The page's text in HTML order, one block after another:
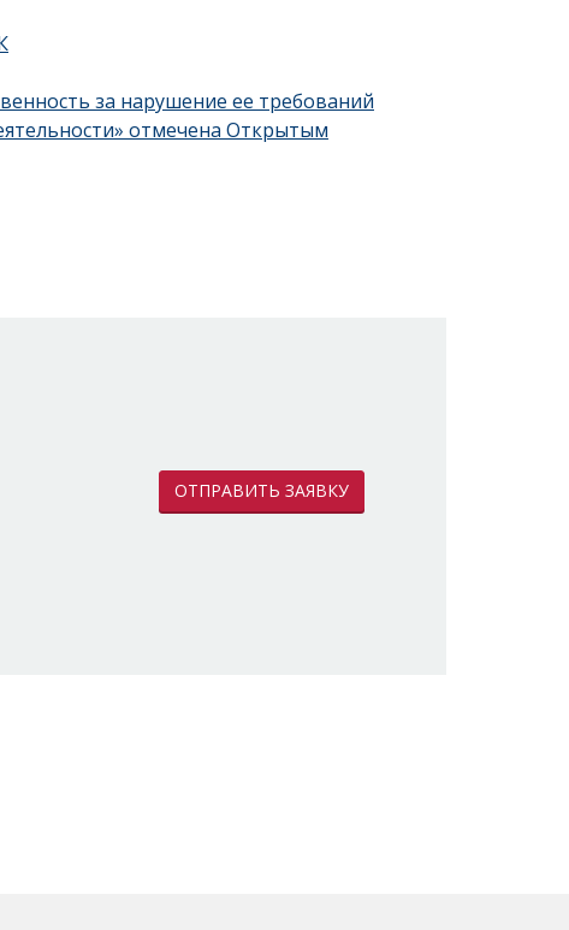
за нарушение ее требований
отмечена Открытым
ОТПРАВИТЬ ЗАЯВКУ